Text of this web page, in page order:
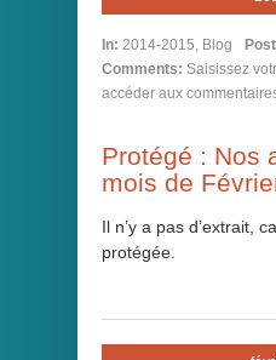
In: 2014-2015, Blog
Comments: Saisissez
accéder aux
Protégé : Nos
mois de
Il n’y a pas d’extrait,
protégée.